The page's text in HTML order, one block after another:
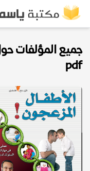
جميع المؤلفات
pdf